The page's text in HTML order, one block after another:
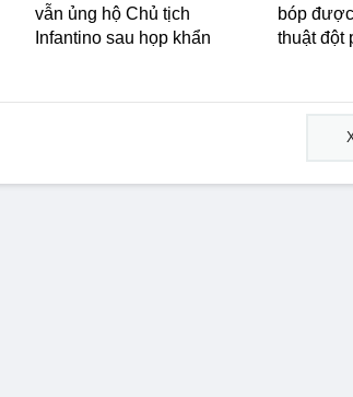
vẫn ủng hộ Chủ tịch
Infantino sau họp khẩn
bóp
thuật đột